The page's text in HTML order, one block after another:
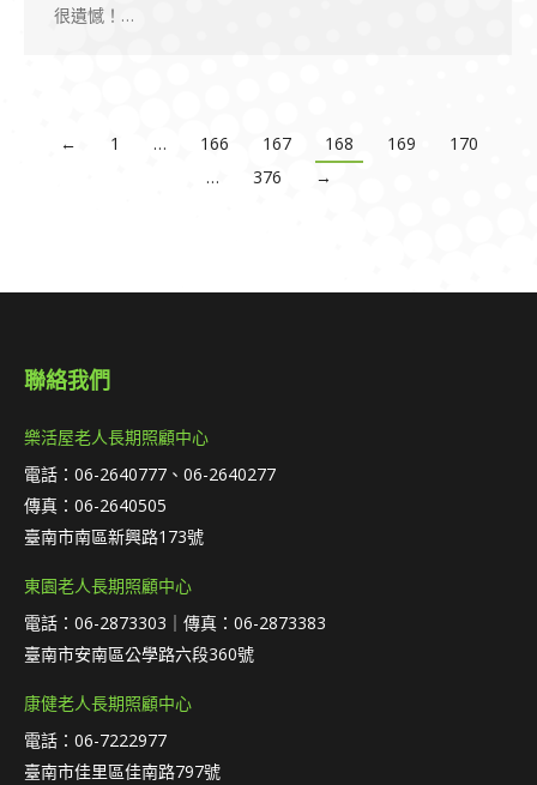
很遺憾！…
← 1 … 166 167 168 169
170
…
376 →
聯絡我們
樂活屋老人長期照顧中心
電話：06-2640777、06-2640277
傳真：06-2640505
臺南市南區新興路173號
東園老人長期照顧中心
電話：06-2873303｜傳真：06-2873383
臺南市安南區公學路六段360號
康健老人長期照顧中心
電話：06-7222977
臺南市佳里區佳南路797號